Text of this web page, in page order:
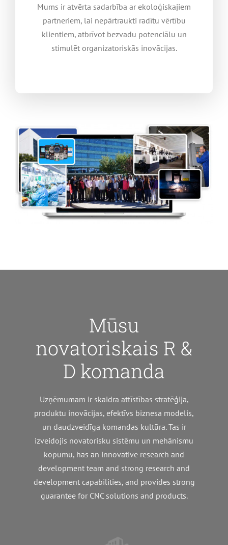
Mums ir atvērta sadarbība ar ekoloģiskajiem
partneriem, lai nepārtraukti radītu vērtību
klientiem, atbrīvot bezvadu potenciālu un
stimulēt organizatoriskās inovācijas.
Mūsu
novatoriskais R &
D komanda
Uzņēmumam ir skaidra attīstības stratēģija,
produktu inovācijas, efektīvs biznesa modelis,
un daudzveidīga komandas kultūra. Tas ir
izveidojis novatorisku sistēmu un mehānismu
kopumu, has an innovative research and
development team and strong research and
development capabilities, and provides strong
guarantee for CNC solutions and products.